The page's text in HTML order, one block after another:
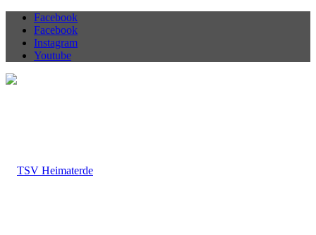
Facebook
Facebook
Instagram
Youtube